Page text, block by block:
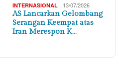
INTERNASIONAL 13/07/2026
AS Lancarkan Gelombang
Serangan Keempat atas
Iran Merespon K…